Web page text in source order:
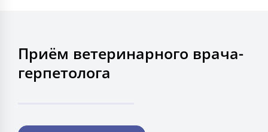
Приём ветеринарного врача-
герпетолога